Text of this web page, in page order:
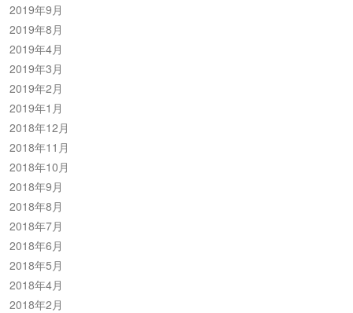
2019年9月
2019年8月
2019年4月
2019年3月
2019年2月
2019年1月
2018年12月
2018年11月
2018年10月
2018年9月
2018年8月
2018年7月
2018年6月
2018年5月
2018年4月
2018年2月